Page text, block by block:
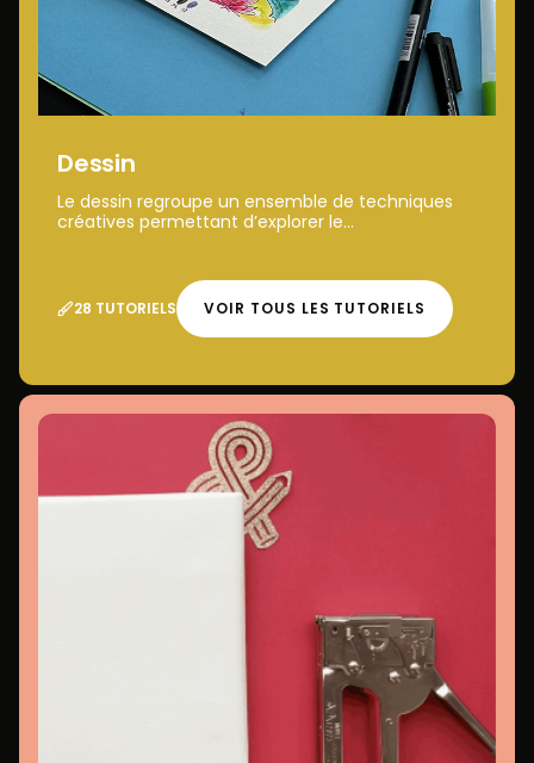
Dessin
Le dessin regroupe un ensemble de techniques
créatives permettant d’explorer le...
28 TUTORIELS VOIR TOUS LES TUTORIELS